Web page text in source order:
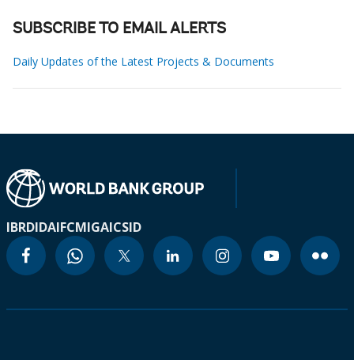
SUBSCRIBE TO EMAIL ALERTS
Daily Updates of the Latest Projects & Documents
IBRDIDAIFCMIGAICSID